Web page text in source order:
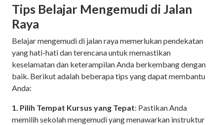
Tips Belajar Mengemudi di Jalan
Raya
Belajar mengemudi di jalan raya memerlukan pendekatan
yang hati-hati dan terencana untuk memastikan
keselamatan dan keterampilan Anda berkembang dengan
baik. Berikut adalah beberapa tips yang dapat membantu
Anda:
1. Pilih Tempat Kursus yang Tepat: Pastikan Anda
memilih sekolah mengemudi yang menawarkan instruktur